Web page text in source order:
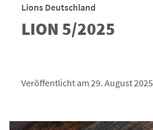
Lions Deutschland
LION 5/2025
Veröffentlicht am 29. August 2025